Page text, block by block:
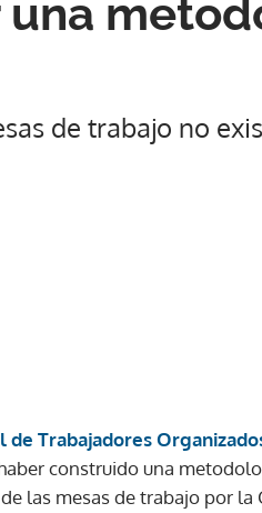
de trabajo no
de Trabajadores
construido una
las mesas de trabajo por la